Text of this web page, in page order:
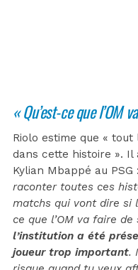
« Qu’est-ce que l’OM
Riolo estime que «
dans cette histoire ». Il
Kylian Mbappé au PSG :
raconter toutes ces
matchs qui vont dire si
ce que l’OM va faire de
l’institution a été
joueur trop important.